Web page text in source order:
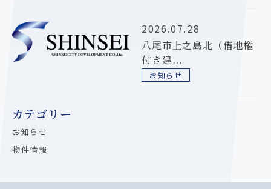
2026.07.28
八尾市上之島北（借地権
付き建...
お知らせ
カテゴリー
お知らせ
物件情報